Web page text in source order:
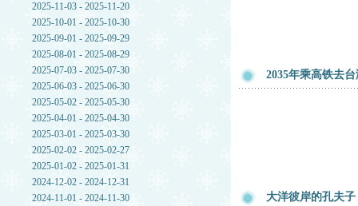
2025-11-03 - 2025-11-20
2025-10-01 - 2025-10-30
2025-09-01 - 2025-09-29
2025-08-01 - 2025-08-29
2025-07-03 - 2025-07-30
2025-06-03 - 2025-06-30
2025-05-02 - 2025-05-30
2025-04-01 - 2025-04-30
2025-03-01 - 2025-03-30
2025-02-02 - 2025-02-27
2025-01-02 - 2025-01-31
2024-12-02 - 2024-12-31
2024-11-01 - 2024-11-30
2035年乘高铁去
大洋彼岸的孔夫子